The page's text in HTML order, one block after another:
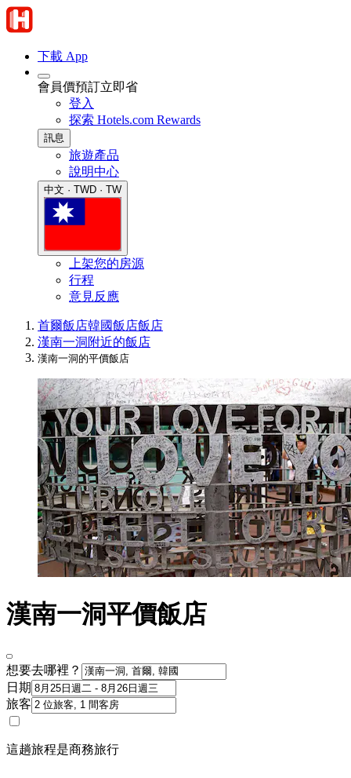
下載 App
會員價預訂立即省
登入
探索 Hotels.com Rewards
訊息
旅遊產品
說明中心
中文 · TWD · TW
上架您的房源
行程
意見反應
首爾飯店韓國飯店飯店
漢南一洞附近的飯店
漢南一洞的平價飯店
漢南一洞平價飯店
想要去哪裡？
日期
旅客
這趟旅程是商務旅行